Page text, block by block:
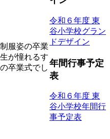
服姿の卒業
が憧れるす
卒業式でし
令和６年度 東
谷小学校グラン
ドデザイン
年間行事予定
表
令和６年度 東
谷小学校年間行
事予定表